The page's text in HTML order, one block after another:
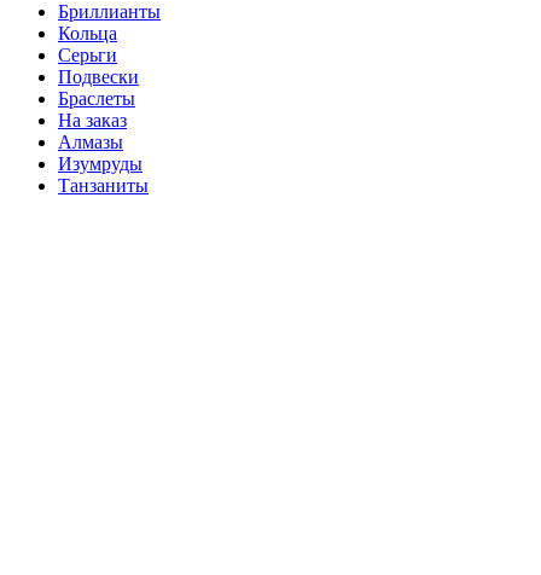
Бриллианты
Кольца
Серьги
Подвески
Браслеты
На заказ
Алмазы
Изумруды
Танзаниты